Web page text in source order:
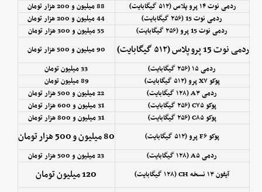
ردمی نوت ۱۴ پرو پلاس (۵۱۲ گیگابایت)
88 میلیون و 200 هزار تومان
ردمی نوت 15 (۲۵۶ گیگابایت)
44 میلیون و 200 هزار تومان
ردمی نوت 15 پرو (۲۵۶ گیگابایت)
55 میلیون و 300 هزار تومان
ردمی نوت 15 پرو پلاس (۵۱۲ گیگابایت)
90 میلیون و 500 هزار تومان
ردمی ۱۵ (۲۵۶ گیگابایت)
33 میلیون تومان
پوکو X۷ پرو (۵۱۲ گیگابایت)
89 میلیون تومان
ردمی A۳ (۱۲۸ گیگابایت)
22 میلیون و 500 هزار تومان
پوکو C۷۵ (۲۵۶ گیگابایت)
31 میلیون و 600 هزار تومان
پوکو C۸۵ (۲۵۶ گیگابایت)
31 میلیون و 800 هزار تومان
پوکو F۶ پرو (۵۱۲ گیگابایت)
80 میلیون و 500 هزار تومان
ردمی A۵ (۱۲۸ گیگابایت)
23 میلیون و 500 هزار تومان
آیفون ۱۳ نسخه CH (۱۲۸ گیگابایت)
120 میلیون تومان